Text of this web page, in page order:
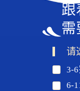
跟
需
请
3-6
6-